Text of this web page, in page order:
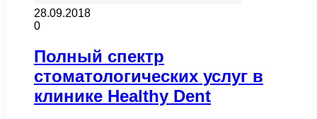
28.09.2018
0
Полный спектр
стоматологических услуг в
клинике Healthy Dent